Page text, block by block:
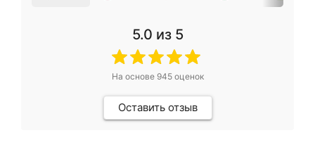
5.0 из 5
На основе 945оценок
Оставить отзыв